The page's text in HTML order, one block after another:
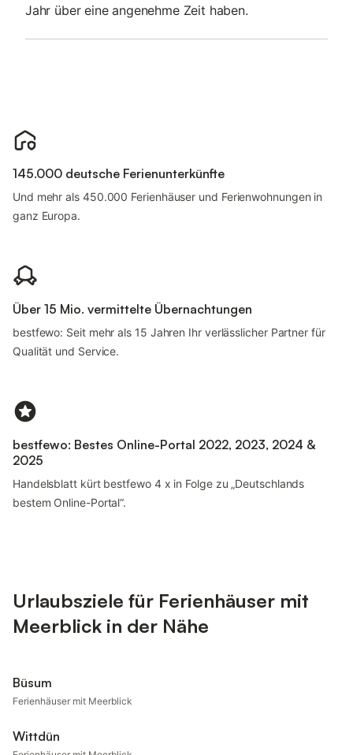
Jahr über eine angenehme Zeit haben.
145.000 deutsche Ferienunterkünfte
Und mehr als 450.000 Ferienhäuser und Ferienwohnungen in
ganz Europa.
Über 15 Mio. vermittelte Übernachtungen
bestfewo: Seit mehr als 15 Jahren Ihr verlässlicher Partner für
Qualität und Service.
bestfewo: Bestes Online-Portal 2022, 2023, 2024 &
2025
Handelsblatt kürt bestfewo 4 x in Folge zu „Deutschlands
bestem Online-Portal“.
Urlaubsziele für Ferienhäuser mit
Meerblick in der Nähe
Büsum
Ferienhäuser mit Meerblick
Wittdün